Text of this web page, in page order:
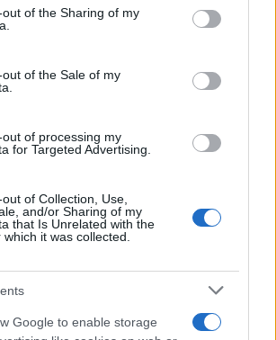
third parties.
website/app uses one or more Google
gather and store information including but
visit or usage behaviour. You may click to
to Google and its third-party tags to
of the Sharing of my
of the Sale of my
of processing my
for Targeted Advertising.
of Collection, Use,
and/or Sharing of my
that Is Unrelated with the
it was collected.
Google to enable storage